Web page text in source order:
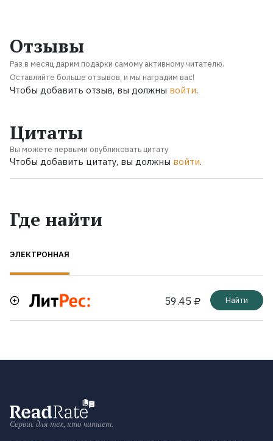
Отзывы
Раз в месяц дарим подарки самому активному читателю.
Оставляйте больше отзывов, и мы наградим вас!
Чтобы добавить отзыв, вы должны войти.
Цитаты
Вы можете первыми опубликовать цитату
Чтобы добавить цитату, вы должны войти.
Где найти
ЭЛЕКТРОННАЯ
59.45 ₽ Найти
Сервис для тех, кто читает.